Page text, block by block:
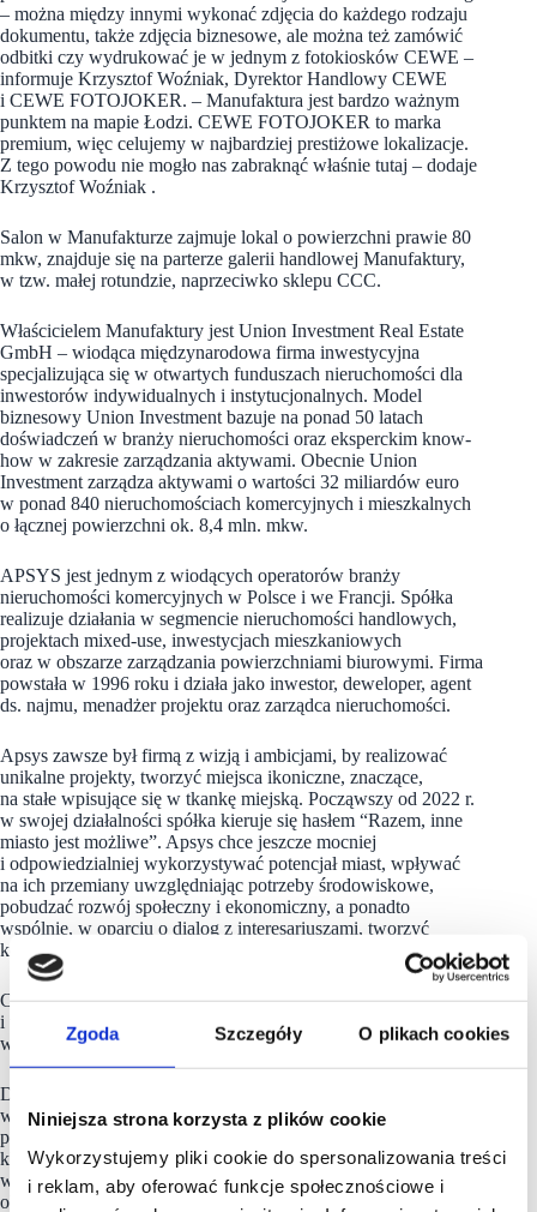
Zgoda Szczegóły O plikach cookies
Niniejsza strona korzysta z plików cookie
Wykorzystujemy pliki cookie do spersonalizowania treści
i reklam, aby oferować funkcje społecznościowe i
– można między innymi wykonać zdjęcia do każdego rodzaju
dokumentu, także zdjęcia biznesowe, ale można też zamówić
odbitki czy wydrukować je w jednym z fotokiosków CEWE –
informuje Krzysztof Woźniak, Dyrektor Handlowy CEWE
i CEWE FOTOJOKER. – Manufaktura jest bardzo ważnym
punktem na mapie Łodzi. CEWE FOTOJOKER to marka
premium, więc celujemy w najbardziej prestiżowe lokalizacje.
Z tego powodu nie mogło nas zabraknąć właśnie tutaj – dodaje
Krzysztof Woźniak .
Salon w Manufakturze zajmuje lokal o powierzchni prawie 80
mkw, znajduje się na parterze galerii handlowej Manufaktury,
w tzw. małej rotundzie, naprzeciwko sklepu CCC.
Właścicielem Manufaktury jest Union Investment Real Estate
GmbH – wiodąca międzynarodowa firma inwestycyjna
specjalizująca się w otwartych funduszach nieruchomości dla
inwestorów indywidualnych i instytucjonalnych. Model
biznesowy Union Investment bazuje na ponad 50 latach
doświadczeń w branży nieruchomości oraz eksperckim know-
how w zakresie zarządzania aktywami. Obecnie Union
Investment zarządza aktywami o wartości 32 miliardów euro
w ponad 840 nieruchomościach komercyjnych i mieszkalnych
o łącznej powierzchni ok. 8,4 mln. mkw.
APSYS jest jednym z wiodących operatorów branży
nieruchomości komercyjnych w Polsce i we Francji. Spółka
realizuje działania w segmencie nieruchomości handlowych,
projektach mixed-use, inwestycjach mieszkaniowych
oraz w obszarze zarządzania powierzchniami biurowymi. Firma
powstała w 1996 roku i działa jako inwestor, deweloper, agent
ds. najmu, menadżer projektu oraz zarządca nieruchomości.
Apsys zawsze był firmą z wizją i ambicjami, by realizować
unikalne projekty, tworzyć miejsca ikoniczne, znaczące,
na stałe wpisujące się w tkankę miejską. Począwszy od 2022 r.
w swojej działalności spółka kieruje się hasłem “Razem, inne
miasto jest możliwe”. Apsys chce jeszcze mocniej
i odpowiedzialniej wykorzystywać potencjał miast, wpływać
na ich przemiany uwzględniając potrzeby środowiskowe,
pobudzać rozwój społeczny i ekonomiczny, a ponadto
wspólnie, w oparciu o dialog z interesariuszami, tworzyć
komfortowe otoczenie dla ludzi.
Celem strategicznym firmy jest zmiana miast na lepsze
i tworzenie wyjątkowych miejsc, dzięki którym życie
wszystkich staje się piękniejsze.
Dzięki wieloletniemu doświadczeniu i specjalistycznej wiedzy
wszystkie działania, niezależnie od wielkości i lokalizacji
poszczególnych nieruchomości, są dopasowane do potrzeb
klienta. Do największych inwestycji firmy należą Manufaktura
w Łodzi oraz Posnania w Poznaniu. APSYS Polska zarządza
obecnie ponad 1 000 000 mkw. GLA w 23 obiektach